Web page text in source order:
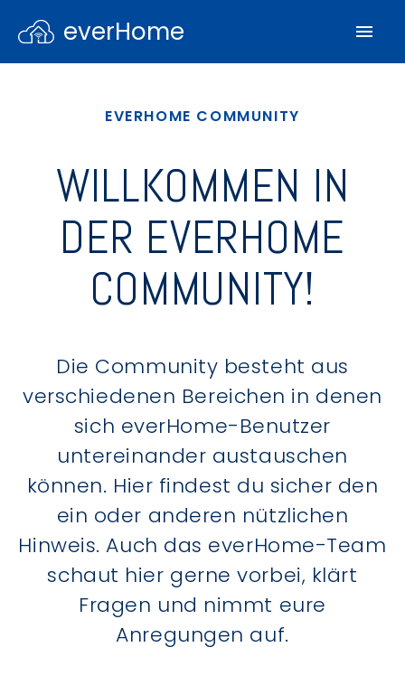
everHome
EVERHOME COMMUNITY
WILLKOMMEN IN
DER EVERHOME
COMMUNITY!
Die Community besteht aus
verschiedenen Bereichen in denen
sich everHome-Benutzer
untereinander austauschen
können. Hier findest du sicher den
ein oder anderen nützlichen
Hinweis. Auch das everHome-Team
schaut hier gerne vorbei, klärt
Fragen und nimmt eure
Anregungen auf.